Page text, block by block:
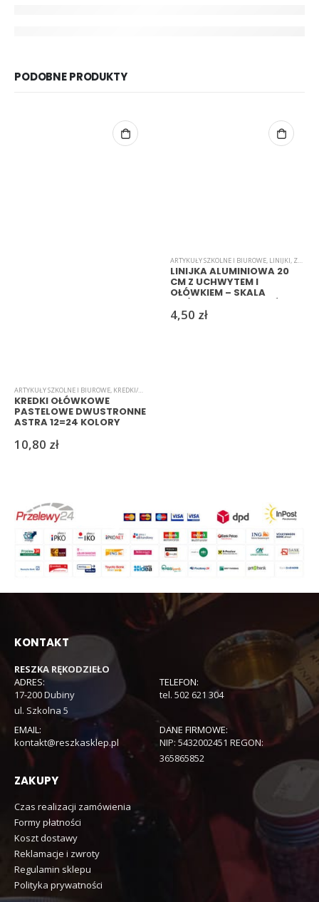
PODOBNE PRODUKTY
ARTYKUŁY SZKOLNE I BIUROWE, KREDKI/MARKERY/PISAKI
KREDKI OŁÓWKOWE
PASTELOWE DWUSTRONNE
ASTRA 12=24 KOLORY
10,80 zł
ARTYKUŁY SZKOLNE I BIUROWE, LINIJKI, ZESTAWY
LINIJKA ALUMINIOWA 20
CM Z UCHWYTEM I
OŁÓWKIEM – SKALA
4,50 zł
KONTAKT
RESZKA RĘKODZIEŁO
ADRES:
17-200 Dubiny
ul. Szkolna 5
TELEFON:
tel. 502 621 304
EMAIL:
kontakt@reszkasklep.pl
DANE FIRMOWE:
NIP: 5432002451 REGON:
365865852
ZAKUPY
Czas realizacji zamówienia
Formy płatności
Koszt dostawy
Reklamacje i zwroty
Regulamin sklepu
Polityka prywatności